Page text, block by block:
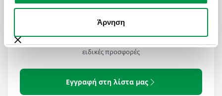
Άρνηση
MAILING LIST
Για να μαθαίνετε πρώτοι ψαγμένους προορισμούς και
ειδικές προσφορές
Εγγραφή στη λίστα μας